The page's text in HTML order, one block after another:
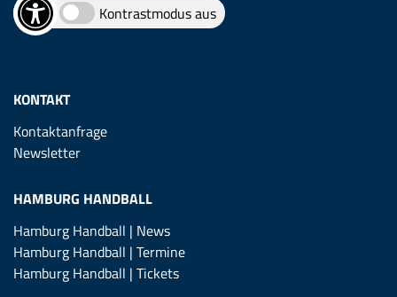
Kontrastmodus aus
KONTAKT
Kontaktanfrage
Newsletter
HAMBURG HANDBALL
Hamburg Handball | News
Hamburg Handball | Termine
Hamburg Handball | Tickets